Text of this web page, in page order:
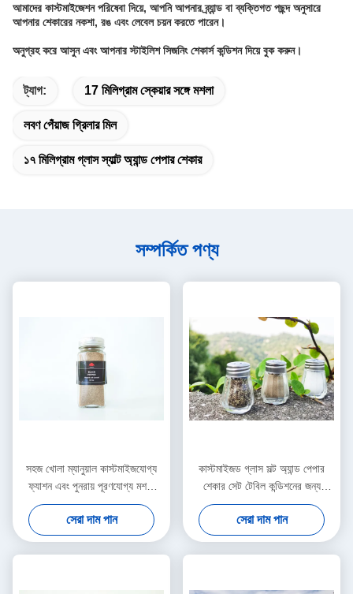
আমাদের কাস্টমাইজেশন পরিষেবা দিয়ে, আপনি আপনার ব্র্যান্ড বা ব্যক্তিগত পছন্দ অনুসারে
আপনার শেকারের নকশা, রঙ এবং লেবেল চয়ন করতে পারেন।
অনুগ্রহ করে আসুন এবং আপনার স্টাইলিশ সিজনিং শেকার্স কন্ডিশন দিয়ে বুক করুন।
ট্যাগ: 17 মিলিগ্রাম স্কেয়ার সঙ্গে মশলা
লবণ পেঁয়াজ গ্রিলার মিল
১৭ মিলিগ্রাম গ্লাস স্যাল্ট অ্যান্ড পেপার শেকার
সম্পর্কিত পণ্য
সহজ খোলা ম্যানুয়াল কাস্টমাইজযোগ্য
ফ্যাশন এবং পুনরায় পূরণযোগ্য মশলা
গ্রাইন্ডার সব ধরনের মশলা জন্য উপযুক্ত
সেরা দাম পান
কাস্টমাইজড গ্লাস সল্ট অ্যান্ড পেপার
শেকার সেট টেবিল কন্ডিশনের জন্য
আলোচনাযোগ্য সর্বনিম্ন অর্ডার পরিমাণ
সেরা দাম পান